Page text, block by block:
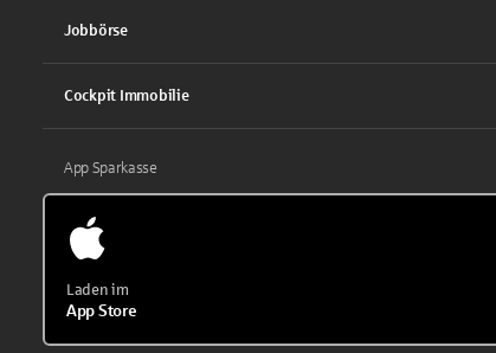
Jobbörse
Cockpit Immobilie
App Sparkasse
Laden im
App Store